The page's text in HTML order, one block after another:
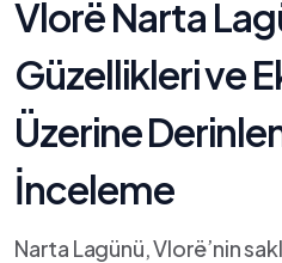
Vlorë Narta
Güzellikleri⁣ ve
Üzerine⁤
İnceleme
Narta Lagünü, Vlorë’nin